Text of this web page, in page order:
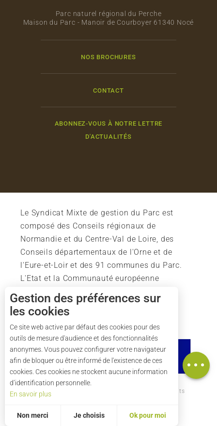
Horaires
Carte
Parc naturel régional du Perche
Maison du Parc - Manoir de Courboyer 61340 Nocé
NOS BROCHURES
CONTACT
ABONNEZ-VOUS À NOTRE LETTRE
D'ACTUALITÉS
Le Syndicat Mixte de gestion du Parc est
composé des Conseils régionaux de
Normandie et du Centre-Val de Loire, des
Conseils départementaux de l'Orne et de
l'Eure-et-Loir et des 91 communes du Parc.
L'Etat et la Communauté européenne
soutiennent également l'action du Parc.
Comment venir ? Crédits
Gestion des préférences sur
les cookies
Ce site web active par défaut des cookies pour des
outils de mesure d'audience et des fonctionnalités
anonymes. Vous pouvez configurer votre navigateur
afin de bloquer ou être informé de l'existence de ces
cookies. Ces cookies ne stockent aucune information
d’identification personnelle.
En savoir plus
Non merci Je choisis Ok pour moi